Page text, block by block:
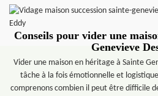
Conseils pour vider une
Genevieve
Vider une maison en héritage à Sainte
tâche à la fois émotionnelle et
comprenons combien il peut être difficile